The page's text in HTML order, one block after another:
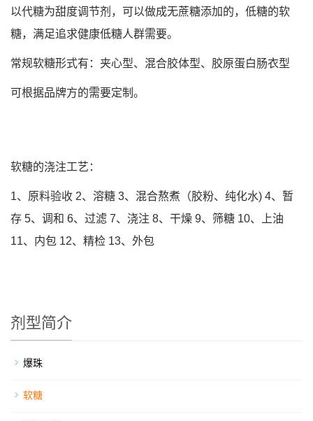
以代糖为甜度调节剂，可以做成无蔗糖添加的，低糖的软
糖，满足追求健康低糖人群需要。
常规软糖形式有：夹心型、混合胶体型、胶原蛋白肠衣型
可根据品牌方的需要定制。
软糖的浇注工艺：
1、原料验收 2、溶糖 3、混合熬煮（胶粉、纯化水) 4、暂
存 5、调和 6、过滤 7、浇注 8、干燥 9、筛糖 10、上油
11、内包 12、精检 13、外包
剂型简介
爆珠
软糖